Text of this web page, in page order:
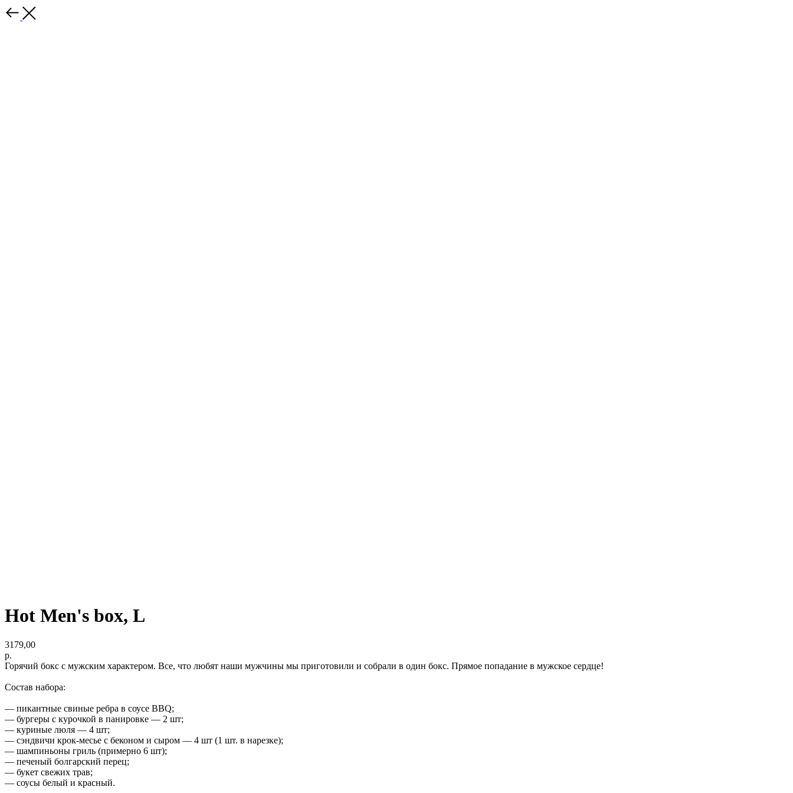
Hot Men's box, L
3179,00
р.
Горячий бокс с мужским характером. Все, что любят наши мужчины мы приготовили и собрали в один бокс. Прямое попадание в мужское сердце!
Состав набора:
— пикантные свиные ребра в соусе ВВQ;
— бургеры с курочкой в панировке — 2 шт;
— куриные люля — 4 шт;
— сэндвичи крок-месье с беконом и сыром — 4 шт (1 шт. в нарезке);
— шампиньоны гриль (примерно 6 шт);
— печеный болгарский перец;
— букет свежих трав;
— соусы белый и красный.